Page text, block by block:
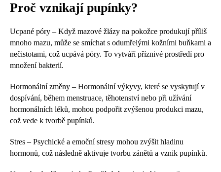
Proč vznikají pupínky?
Ucpané póry – Když mazové žlázy na pokožce produkují příliš
mnoho mazu, může se smíchat s odumřelými kožními buňkami a
nečistotami, což ucpává póry. To vytváří příznivé prostředí pro
množení bakterií.
Hormonální změny – Hormonální výkyvy, které se vyskytují v
dospívání, během menstruace, těhotenství nebo při užívání
hormonálních léků, mohou podpořit zvýšenou produkci mazu,
což vede k tvorbě pupínků.
Stres – Psychické a emoční stresy mohou zvýšit hladinu
hormonů, což následně aktivuje tvorbu zánětů a vznik pupínků.